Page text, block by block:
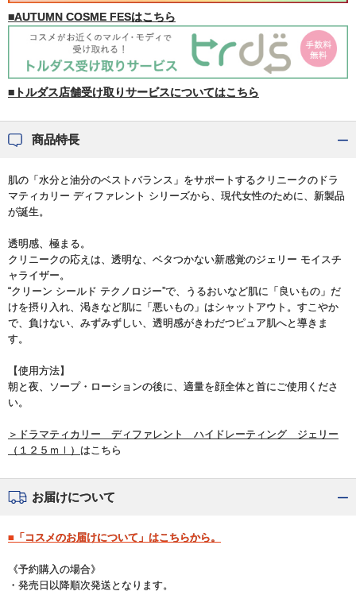
■AUTUMN COSME FESはこちら
■トルダス店舗受け取りサービスについてはこちら
商品特長
肌の「水分と油分のベストバランス」をサポートするクリニークのドラ
マティカリー ディファレント シリーズから、現代女性のために、新製品
が誕生。
透明感、極まる。
クリニークの応えは、透明な、ベタつかない新感覚のジェリー モイスチ
ャライザー。
“クリーン シールド テクノロジー”で、うるおいなど肌に「良いもの」だ
けを摂り入れ、渇きなど肌に「悪いもの」はシャットアウト。すこやか
で、負けない、みずみずしい、透明感がきわだつピュア肌へと導きま
す。
【使用方法】
朝と夜、ソープ・ローションの後に、適量を顔全体と首にご使用くださ
い。
＞ドラマティカリー ディファレント ハイドレーティング ジェリー
（１２５ｍｌ） はこちら
お届けについて
■「コスメのお届けについて」はこちらから。
《予約購入の場合》
・発売日以降順次発送となります。